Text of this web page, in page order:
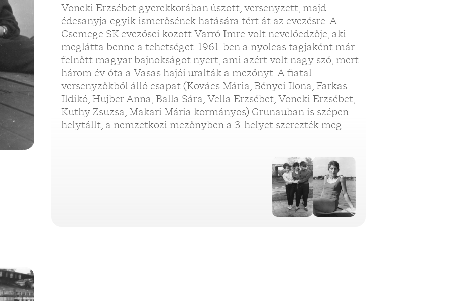
Vöneki Erzsébet gyerekkorában úszott, versenyzett, majd
édesanyja egyik ismerősének hatására tért át az evezésre. A
Csemege SK evezősei között Varró Imre volt nevelőedzője, aki
meglátta benne a tehetséget. 1961-ben a nyolcas tagjaként már
felnőtt magyar bajnokságot nyert, ami azért volt nagy szó, mert
három év óta a Vasas hajói uralták a mezőnyt. A fiatal
versenyzőkből álló csapat (Kovács Mária, Bényei Ilona, Farkas
Ildikó, Hujber Anna, Balla Sára, Vella Erzsébet, Vöneki Erzsébet,
Kuthy Zsuzsa, Makari Mária kormányos) Grünauban is szépen
helytállt, a nemzetközi mezőnyben a 3. helyet szerezték meg.